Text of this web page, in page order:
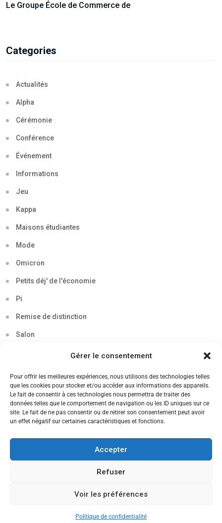
Gérer le consentement
Pour offrir les meilleures expériences, nous utilisons des technologies telles
que les cookies pour stocker et/ou accéder aux informations des appareils.
Le fait de consentir à ces technologies nous permettra de traiter des
données telles que le comportement de navigation ou les ID uniques sur ce
site. Le fait de ne pas consentir ou de retirer son consentement peut avoir
un effet négatif sur certaines caractéristiques et fonctions.
Accepter
Refuser
Voir les préférences
Politique de confidentialité
Le Groupe École de Commerce de
Categories
Actualités
Alpha
Cérémonie
Conférence
Événement
Informations
Jeu
Kappa
Maisons étudiantes
Mode
Omicron
Petits déj' de l'économie
Pi
Remise de distinction
Salon
Soirée
Sortie découverte
Tau
Voyage
CANDIDATEZ MAINTENANT